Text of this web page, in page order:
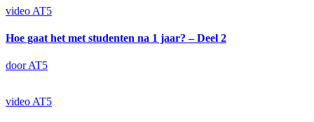
video AT5
Hoe gaat het met studenten na 1 jaar? – Deel 2
door AT5
video AT5